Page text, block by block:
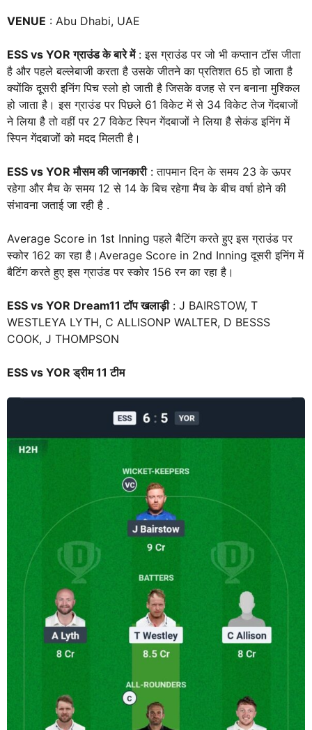
VENUE : Abu Dhabi, UAE
ESS vs YOR ग्राउंड के बारे में: इस ग्राउंड पर जो भी कप्तान टॉस जीता
है और पहले बल्लेबाजी करता है उसके जीतने का प्रतिशत 65 हो जाता है
क्योंकि दूसरी इनिंग पिच स्लो हो जाती है जिसके वजह से रन बनाना मुश्किल
हो जाता है। इस ग्राउंड पर पिछले 61 विकेट में से 34 विकेट तेज गेंदबाजों
ने लिया है तो वहीं पर 27 विकेट स्पिन गेंदबाजों ने लिया है सेकंड इनिंग में
स्पिन गेंदबाजों को मदद मिलती है।
ESS vs YOR मौसम की जानकारी: तापमान दिन के समय 23 के ऊपर
रहेगा और मैच के समय 12 से 14 के बिच रहेगा मैच के बीच वर्षा होने की
संभावना जताई जा रही है .
Average Score in 1st Inning पहले बैटिंग करते हुए इस ग्राउंड पर
स्कोर 162 का रहा है।Average Score in 2nd Inning दूसरी इनिंग में
बैटिंग करते हुए इस ग्राउंड पर स्कोर 156 रन का रहा है।
ESS vs YOR Dream11 टॉप खलाड़ी: J BAIRSTOW, T
WESTLEYA LYTH, C ALLISONP WALTER, D BESSS
COOK, J THOMPSON
ESS vs YOR ड्रीम 11 टीम